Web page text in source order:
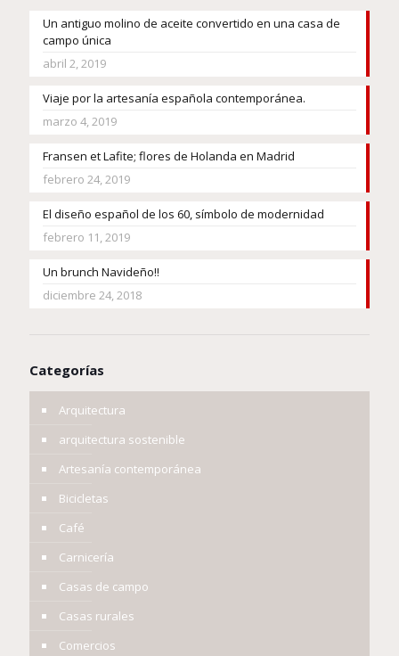
Un antiguo molino de aceite convertido en una casa de
campo única
abril 2, 2019
Viaje por la artesanía española contemporánea.
marzo 4, 2019
Fransen et Lafite; flores de Holanda en Madrid
febrero 24, 2019
El diseño español de los 60, símbolo de modernidad
febrero 11, 2019
Un brunch Navideño!!
diciembre 24, 2018
Categorías
Arquitectura
arquitectura sostenible
Artesanía contemporánea
Bicicletas
Café
Carnicería
Casas de campo
Casas rurales
Comercios